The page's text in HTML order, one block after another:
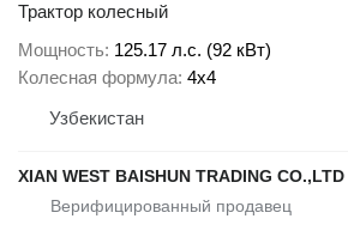
Трактор колесный
Мощность 125.17 л.с. (92 кВт)
Колесная формула 4x4
Узбекистан
XIAN WEST BAISHUN TRADING CO.,LTD